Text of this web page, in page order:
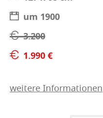
um 1900
3.200
1.990 €
weitere Informationen